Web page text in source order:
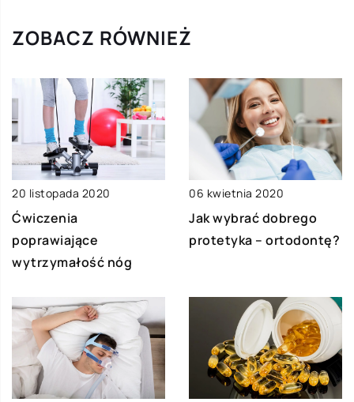
ZOBACZ RÓWNIEŻ
20 listopada 2020
Ćwiczenia
poprawiające
wytrzymałość nóg
06 kwietnia 2020
Jak wybrać dobrego
protetyka – ortodontę?